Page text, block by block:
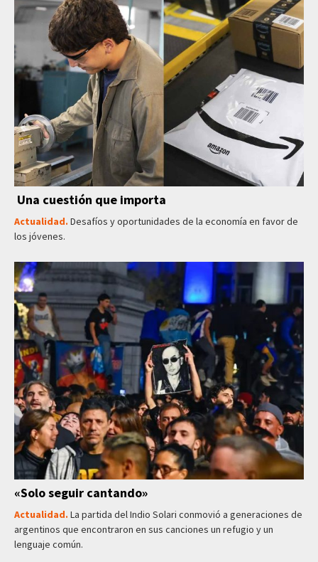
Una cuestión que importa
Actualidad. Desafíos y oportunidades de la economía en favor de
los jóvenes.
«Solo seguir cantando»
Actualidad. La partida del Indio Solari conmovió a generaciones de
argentinos que encontraron en sus canciones un refugio y un
lenguaje común.